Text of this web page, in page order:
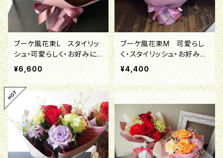
ブーケ風花束L スタイリッ
シュ・可愛らしく・お好みに
仕立てる[フローリストセレ
クト]
¥6,600
ブーケ風花束M 可愛らし
く・スタイリッシュ・お好みに
仕立てる[フローリストセレ
クト]
¥4,400